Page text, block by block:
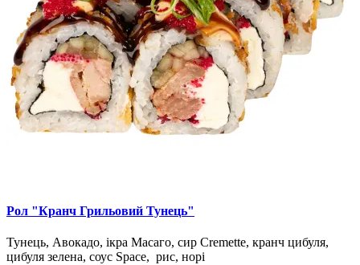
Рол "Кранч Грильовий Тунець"
Тунець, Авокадо, ікра Масаго, сир Cremette, кранч цибуля,
цибуля зелена, соус Space, рис, норі